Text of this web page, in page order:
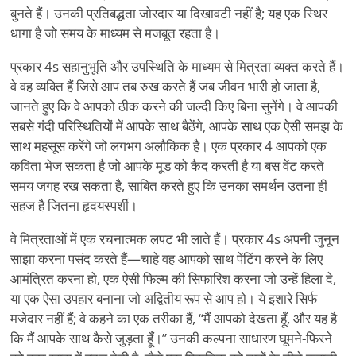
बुनते हैं। उनकी प्रतिबद्धता जोरदार या दिखावटी नहीं है; यह एक स्थिर
धागा है जो समय के माध्यम से मजबूत रहता है।
प्रकार 4s सहानुभूति और उपस्थिति के माध्यम से मित्रता व्यक्त करते हैं।
वे वह व्यक्ति हैं जिसे आप तब रुख करते हैं जब जीवन भारी हो जाता है,
जानते हुए कि वे आपको ठीक करने की जल्दी किए बिना सुनेंगे। वे आपकी
सबसे गंदी परिस्थितियों में आपके साथ बैठेंगे, आपके साथ एक ऐसी समझ के
साथ महसूस करेंगे जो लगभग अलौकिक है। एक प्रकार 4 आपको एक
कविता भेज सकता है जो आपके मूड को कैद करती है या बस वेंट करते
समय जगह रख सकता है, साबित करते हुए कि उनका समर्थन उतना ही
सहज है जितना हृदयस्पर्शी।
वे मित्रताओं में एक रचनात्मक लपट भी लाते हैं। प्रकार 4s अपनी जुनून
साझा करना पसंद करते हैं—चाहे वह आपको साथ पेंटिंग करने के लिए
आमंत्रित करना हो, एक ऐसी फिल्म की सिफारिश करना जो उन्हें हिला दे,
या एक ऐसा उपहार बनाना जो अद्वितीय रूप से आप हो। ये इशारे सिर्फ
मजेदार नहीं हैं; वे कहने का एक तरीका हैं, “मैं आपको देखता हूँ, और यह है
कि मैं आपके साथ कैसे जुड़ता हूँ।” उनकी कल्पना साधारण घूमने-फिरने